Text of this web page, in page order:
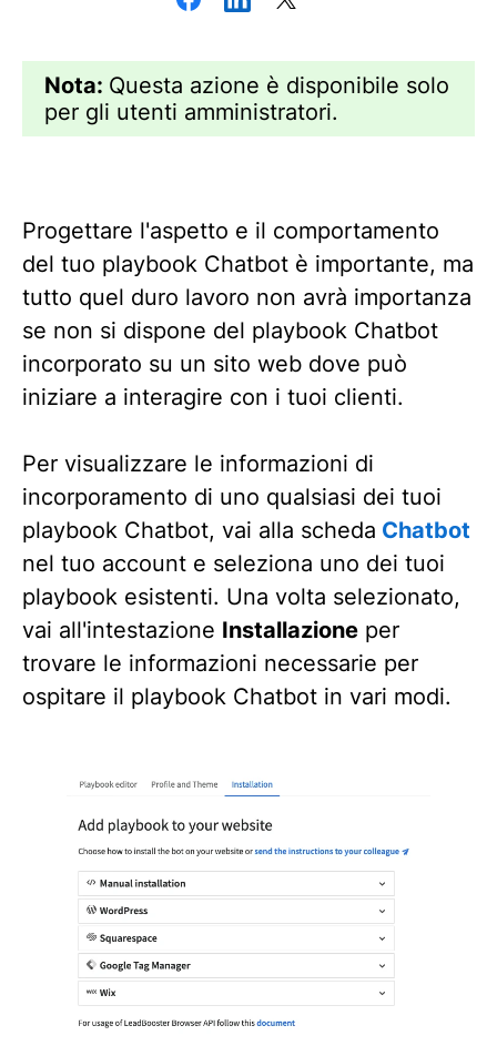
Nota: Questa azione è disponibile solo
per gli utenti amministratori.
Progettare l'aspetto e il comportamento
del tuo playbook Chatbot è importante, ma
tutto quel duro lavoro non avrà importanza
se non si dispone del playbook Chatbot
incorporato su un sito web dove può
iniziare a interagire con i tuoi clienti.
Per visualizzare le informazioni di
incorporamento di uno qualsiasi dei tuoi
playbook Chatbot, vai alla scheda Chatbot
nel tuo account e seleziona uno dei tuoi
playbook esistenti. Una volta selezionato,
vai all'intestazione Installazione per
trovare le informazioni necessarie per
ospitare il playbook Chatbot in vari modi.